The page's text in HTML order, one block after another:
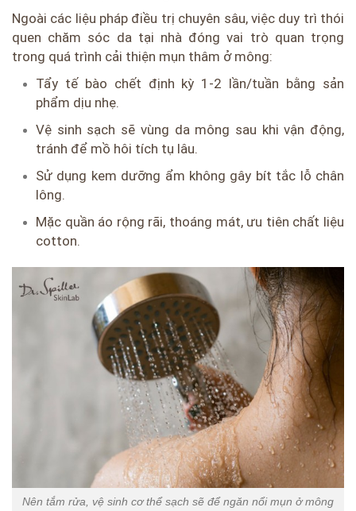
Ngoài các liệu pháp điều trị chuyên sâu, việc duy trì thói
quen chăm sóc da tại nhà đóng vai trò quan trọng
trong quá trình cải thiện mụn thâm ở mông:
Tẩy tế bào chết định kỳ 1-2 lần/tuần bằng sản
phẩm dịu nhẹ.
Vệ sinh sạch sẽ vùng da mông sau khi vận động,
tránh để mồ hôi tích tụ lâu.
Sử dụng kem dưỡng ẩm không gây bít tắc lỗ chân
lông.
Mặc quần áo rộng rãi, thoáng mát, ưu tiên chất liệu
cotton.
Nên tắm rửa, vệ sinh cơ thể sạch sẽ để ngăn nổi mụn ở mông